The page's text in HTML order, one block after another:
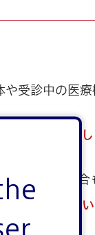
受診中の医
お勧めいた
している場合
確認ください